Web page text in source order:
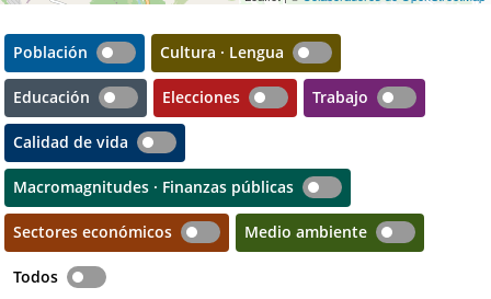
Población Cultura · Lengua
Educación Elecciones Trabajo
Calidad de vida
Macromagnitudes · Finanzas públicas
Sectores económicos Medio ambiente
Todos